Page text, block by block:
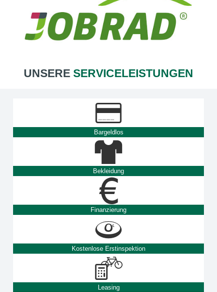
UNSERE SERVICELEISTUNGEN
Bargeldlos
Bekleidung
Finanzierung
Kostenlose Erstinspektion
Leasing